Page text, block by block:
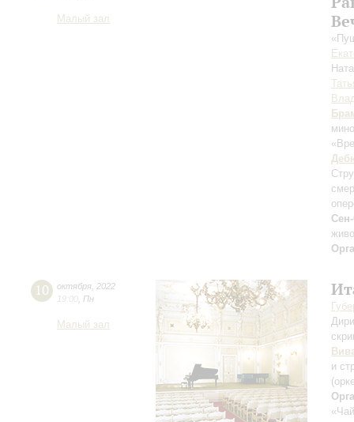
Малый зал
10 октября 2022
19:00 Пн
Малый зал
и